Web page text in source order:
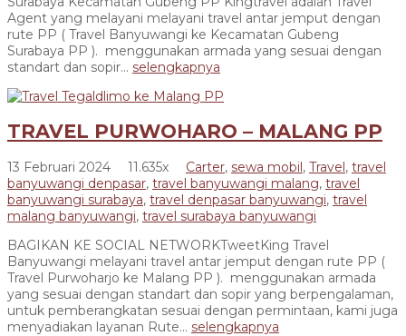
Agent yang melayani melayani travel antar jemput dengan
rute PP ( Travel Banyuwangi ke Kecamatan Gubeng
Surabaya PP ). menggunakan armada yang sesuai dengan
standart dan sopir... selengkapnya
TRAVEL PURWOHARO – MALANG PP
13 Februari 2024 11.635x Carter, sewa mobil, Travel, travel
banyuwangi denpasar, travel banyuwangi malang, travel
banyuwangi surabaya, travel denpasar banyuwangi, travel
malang banyuwangi, travel surabaya banyuwangi
BAGIKAN KE SOCIAL NETWORKTweetKing Travel
Banyuwangi melayani travel antar jemput dengan rute PP (
Travel Purwoharjo ke Malang PP ). menggunakan armada
yang sesuai dengan standart dan sopir yang berpengalaman,
untuk pemberangkatan sesuai dengan permintaan, kami juga
menyadiakan layanan Rute... selengkapnya